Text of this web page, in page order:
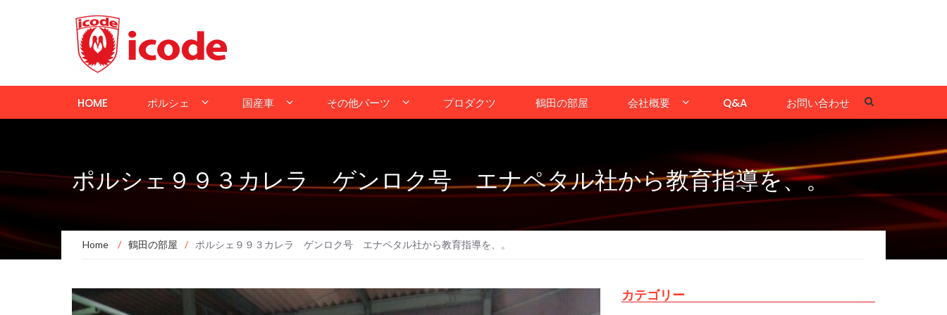
HOME ポルシェ 国産車 その他パーツ プロダクツ 鶴田の部屋 会社概要 Q&A お問い合わせ
ポルシェ９９３カレラ ゲンロク号 エナペタル社から教育指導を、。
Home / 鶴田の部屋 / ポルシェ９９３カレラ ゲンロク号 エナペタル社から教育指導を、。
カテゴリー